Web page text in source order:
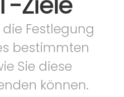
die Festlegung
bestimmten
Sie diese
können.